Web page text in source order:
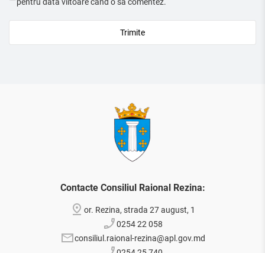
pentru data viitoare când o să comentez.
Contacte Consiliul Raional Rezina:
or. Rezina, strada 27 august, 1
0254 22 058
consiliul.raional-rezina@apl.gov.md